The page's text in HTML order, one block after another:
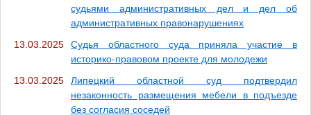
судьями административных дел и дел об
административных правонарушениях
13.03.2025
Судья областного суда приняла участие в
историко-правовом проекте для молодежи
13.03.2025
Липецкий областной суд подтвердил
незаконность размещения мебели в подъезде
без согласия соседей